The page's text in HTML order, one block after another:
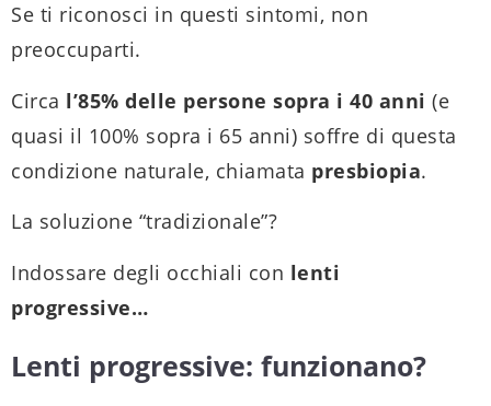
Se ti riconosci in questi sintomi, non
preoccuparti.
Circa l’85% delle persone sopra i 40 anni (e
quasi il 100% sopra i 65 anni) soffre di questa
condizione naturale, chiamata presbiopia.
La soluzione “tradizionale”?
Indossare degli occhiali con lenti
progressive…
Lenti progressive: funzionano?